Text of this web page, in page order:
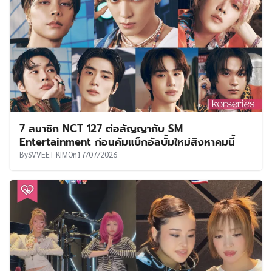
7 สมาชิก NCT 127 ต่อสัญญากับ SM
Entertainment ก่อนคัมแบ็กอัลบั้มใหม่สิงหาคมนี้
BySVVEET KIMOn17/07/2026